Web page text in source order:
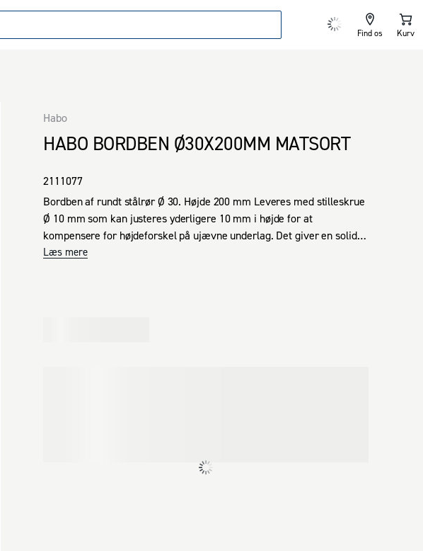
Find os Kurv
HABO BORDBEN Ø30X200MM MATSORT
Habo
2111077
Bordben af rundt stålrør Ø 30. Højde 200 mm Leveres med stilleskrue
Ø 10 mm som kan justeres yderligere 10 mm i højde for at
kompensere for højdeforskel på ujævne underlag. Det giver en solid
og stabil bordplade. Kan også monteres med møbelhjul type 1175.
Læs mere